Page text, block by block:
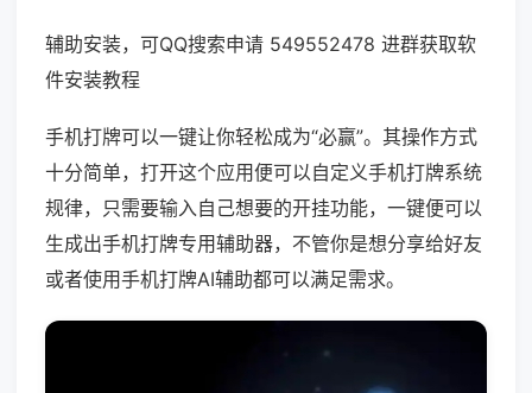
辅助安装，可QQ搜索申请 549552478 进群获取软
件安装教程
手机打牌可以一键让你轻松成为“必赢”。其操作方式
十分简单，打开这个应用便可以自定义手机打牌系统
规律，只需要输入自己想要的开挂功能，一键便可以
生成出手机打牌专用辅助器，不管你是想分享给好友
或者使用手机打牌AI辅助都可以满足需求。